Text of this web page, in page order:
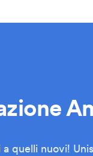
quelli nuovi!